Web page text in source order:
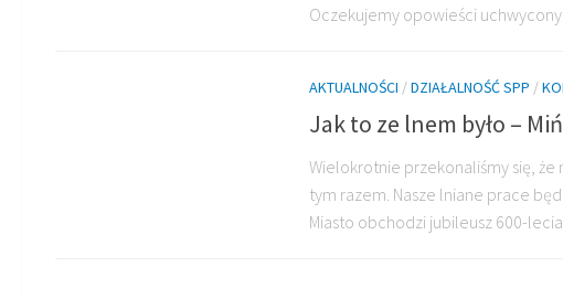
Oczekujemy opowieści
AKTUALNOŚCI /DZIAŁALNOŚĆ SPP /
Jak to ze lnem było –
Wielokrotnie przekonaliśmy się, że
tym razem. Nasze lniane prace
Miasto obchodzi jubileusz 600-lecia,